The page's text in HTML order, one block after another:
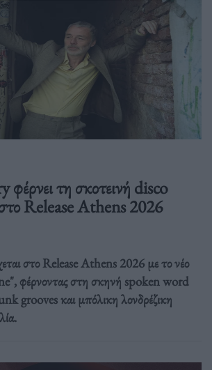
τη σκοτεινή disco
Release Athens 2026
στο Release Athens 2026 με το νέο
φέρνοντας στη σκηνή spoken word
grooves και μπόλικη λονδρέζικη